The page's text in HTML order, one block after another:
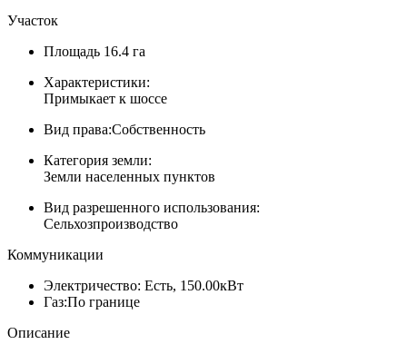
Участок
Площадь 16.4 га
Характеристики:
Примыкает к шоссе
Вид права:Собственность
Категория земли:
Земли населенных пунктов
Вид разрешенного использования:
Сельхозпроизводство
Коммуникации
Электричество: Есть, 150.00кВт
Газ:По границе
Описание